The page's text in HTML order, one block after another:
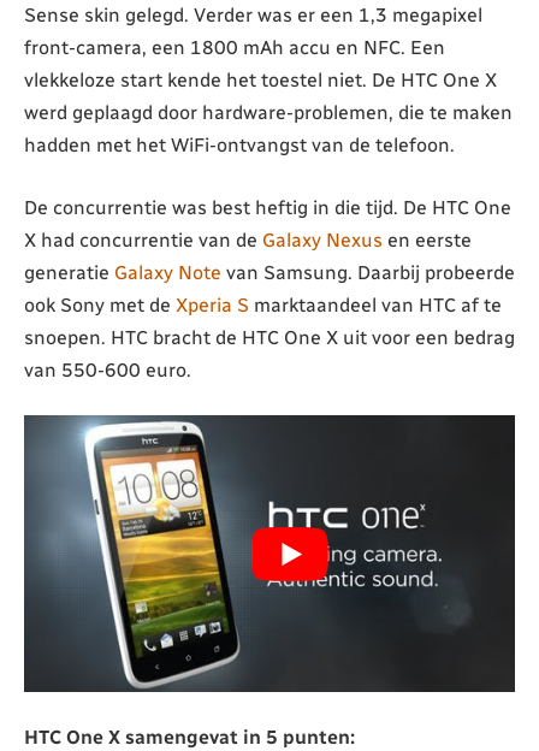
Sense skin gelegd. Verder was er een 1,3 megapixel
front-camera, een 1800 mAh accu en NFC. Een
vlekkeloze start kende het toestel niet. De HTC One X
werd geplaagd door hardware-problemen, die te maken
hadden met het WiFi-ontvangst van de telefoon.
De concurrentie was best heftig in die tijd. De HTC One
X had concurrentie van de Galaxy Nexus en eerste
generatie Galaxy Note van Samsung. Daarbij probeerde
ook Sony met de Xperia S marktaandeel van HTC af te
snoepen. HTC bracht de HTC One X uit voor een bedrag
van 550-600 euro.
HTC One X samengevat in 5 punten: